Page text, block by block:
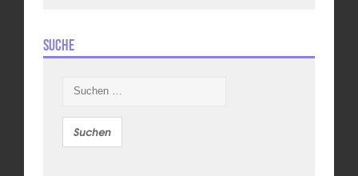
Suche
nach: